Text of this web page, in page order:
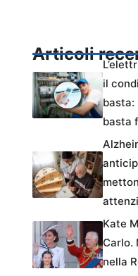
Articoli
il
basta:
basta
Kate
Carlo.
nella